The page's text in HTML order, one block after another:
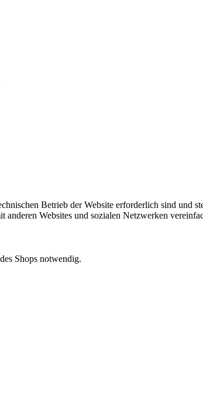
Betrieb der Website erforderlich sind und
Websites und sozialen Netzwerken
Shops notwendig.